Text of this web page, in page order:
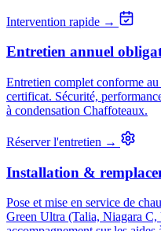
Intervention rapide →
Entretien annuel
Entretien complet conforme
certificat. Sécurité,
à condensation Chaffoteaux.
Réserver l'entretien →
Installation &
Pose et mise en service de
Green Ultra (Talia, Niagara